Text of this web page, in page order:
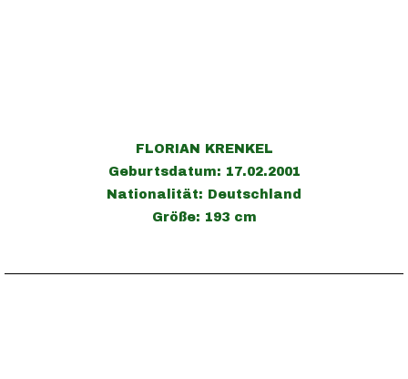
FLORIAN KRENKEL
Geburtsdatum: 17.02.2001
Nationalität: Deutschland
Größe: 193 cm